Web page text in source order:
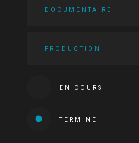
DOCUMENTAIRE
PRODUCTION
EN COURS
TERMINÉ